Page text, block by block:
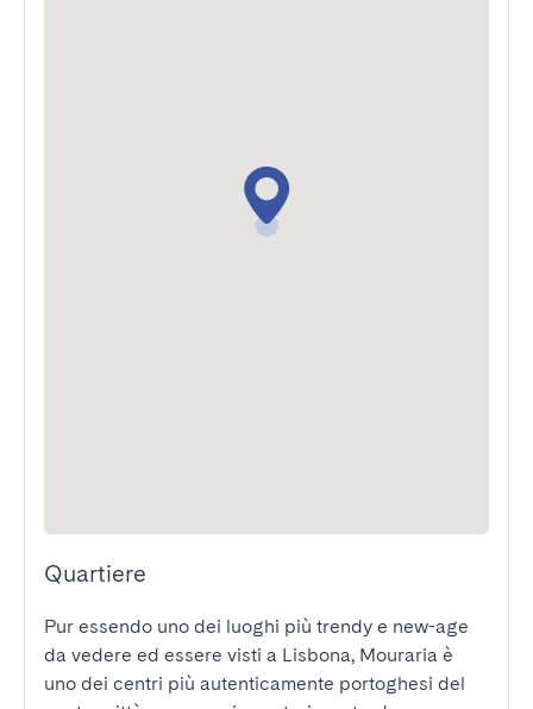
Quartiere
Pur essendo uno dei luoghi più trendy e new-age
da vedere ed essere visti a Lisbona, Mouraria è
uno dei centri più autenticamente portoghesi del